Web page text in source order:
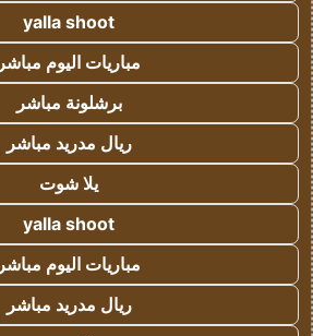
yalla shoot
مباريات اليوم مباشر
برشلونة مباشر
ريال مدريد مباشر
يلا شوت
yalla shoot
مباريات اليوم مباشر
ريال مدريد مباشر